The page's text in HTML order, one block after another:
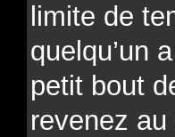
limite de
quelqu’un
petit bout
revenez